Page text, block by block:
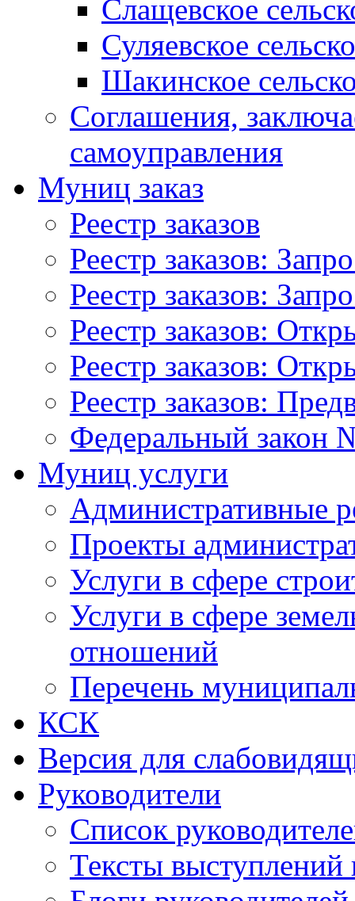
Слащевское
Суляевское
Шакинское
Соглашения,
самоуправления
Муниц заказ
Реестр заказов
Реестр заказов:
Реестр заказов:
Реестр заказов:
Реестр заказов:
Реестр заказов:
Федеральный закон
Муниц услуги
Административные
Проекты
Услуги в сфере
Услуги в сфере
отношений
Перечень
КСК
Версия для
Руководители
Список
Тексты выступлений